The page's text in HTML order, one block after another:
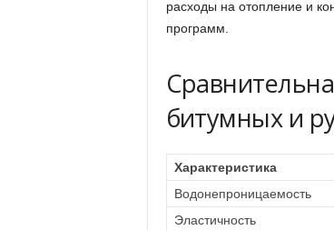
расходы на отопление и
программ.
битумных и
Характеристика
Водонепроницаемость
Эластичность